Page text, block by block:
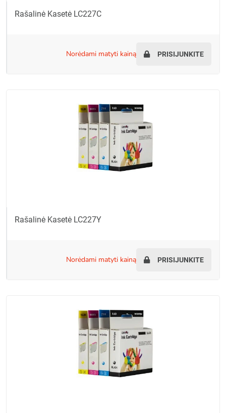
Rašalinė Kasetė LC227C
norėdami matyti kainą PRISIJUNKITE
Rašalinė Kasetė LC227Y
norėdami matyti kainą PRISIJUNKITE